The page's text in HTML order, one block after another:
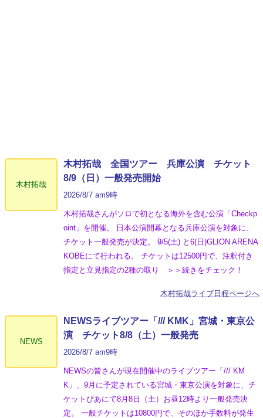
木村拓哉
木村拓哉 全国ツアー 兵庫公演 チケット
8/9（日）一般発売開始
2026/8/7 am9時
木村拓哉さんがソロで初となる海外を含む公演「Checkp
oint」を開催。 日本公演開幕となる兵庫公演を対象に、
チケット一般発売が決定。 9/5(土) と6(日)GLION ARENA
KOBEにて行われる。 チケットは12500円で、注釈付き
指定と立見指定の2種の取り ＞＞続きをチェック！
木村拓哉ライブ日程ページへ
NEWS
NEWSライブツアー「/// KMK」宮城・東京公
演 チケット8/8（土）一般発売
2026/8/7 am9時
NEWSの皆さんが現在開催中のライブツアー「/// KM
K」、9月に予定されている宮城・東京公演を対象に、チ
ケットぴあにて8月8日（土）お昼12時より一般発売決
定。 一般チケットは10800円で、そのほか手数料が発生